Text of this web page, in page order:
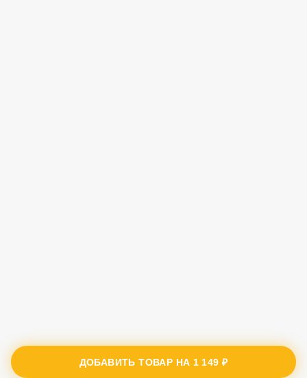
ДОБАВИТЬ ТОВАР НА 1 149 ₽